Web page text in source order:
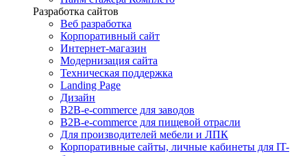
Разработка сайтов
Веб разработка
Корпоративный сайт
Интернет-магазин
Модернизация сайта
Техническая поддержка
Landing Page
Дизайн
B2B-e-commerce для заводов
B2B-e-commerce для пищевой отрасли
Для производителей мебели и ЛПК
Корпоративные сайты, личные кабинеты для IT-